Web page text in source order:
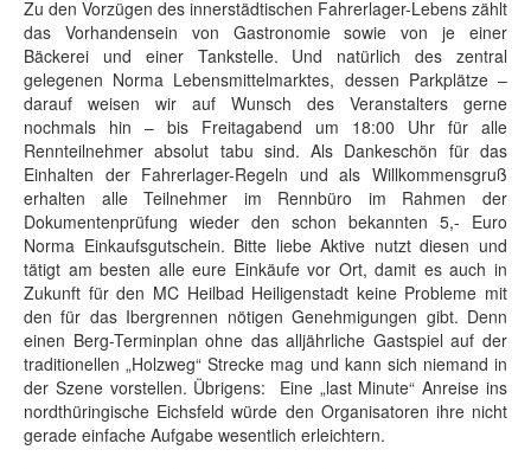
Zu den Vorzügen des innerstädtischen Fahrerlager-Lebens zählt
das Vorhandensein von Gastronomie sowie von je einer
Bäckerei und einer Tankstelle. Und natürlich des zentral
gelegenen Norma Lebensmittelmarktes, dessen Parkplätze –
darauf weisen wir auf Wunsch des Veranstalters gerne
nochmals hin – bis Freitagabend um 18:00 Uhr für alle
Rennteilnehmer absolut tabu sind. Als Dankeschön für das
Einhalten der Fahrerlager-Regeln und als Willkommensgruß
erhalten alle Teilnehmer im Rennbüro im Rahmen der
Dokumentenprüfung wieder den schon bekannten 5,- Euro
Norma Einkaufsgutschein. Bitte liebe Aktive nutzt diesen und
tätigt am besten alle eure Einkäufe vor Ort, damit es auch in
Zukunft für den MC Heilbad Heiligenstadt keine Probleme mit
den für das Ibergrennen nötigen Genehmigungen gibt. Denn
einen Berg-Terminplan ohne das alljährliche Gastspiel auf der
traditionellen „Holzweg“ Strecke mag und kann sich niemand in
der Szene vorstellen. Übrigens: Eine „last Minute“ Anreise ins
nordthüringische Eichsfeld würde den Organisatoren ihre nicht
gerade einfache Aufgabe wesentlich erleichtern.